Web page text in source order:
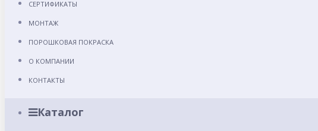
СЕРТИФИКАТЫ
МОНТАЖ
ПОРОШКОВАЯ ПОКРАСКА
О КОМПАНИИ
КОНТАКТЫ
Каталог